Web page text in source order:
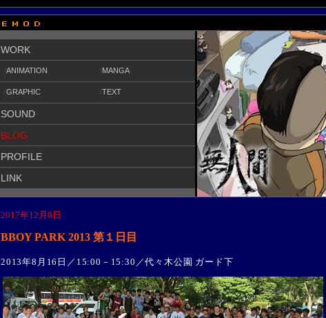
WORK
ANIMATION MANGA
GRAPHIC TEXT
SOUND
BLOG
PROFILE
LINK
2017年12月8日
BBOY PARK 2013 第１日目
2013年8月16日／15:00－15:30／代々木公園 ガード下